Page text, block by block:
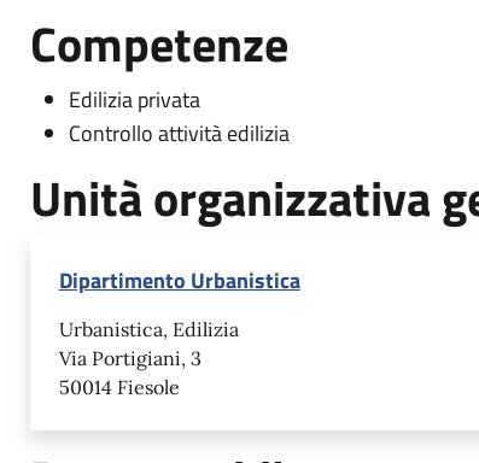
Competenze
Edilizia privata
Controllo attività edilizia
Unità organizzativa
Dipartimento Urbanistica
Urbanistica, Edilizia
Via Portigiani, 3
50014 Fiesole